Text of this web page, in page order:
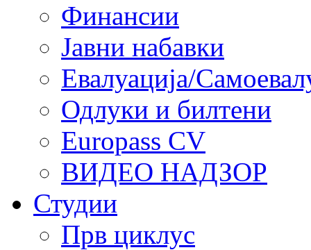
Финансии
Јавни набавки
Евалуација/
Одлуки и билтени
Europass CV
ВИДЕО НАДЗОР
Студии
Прв циклус